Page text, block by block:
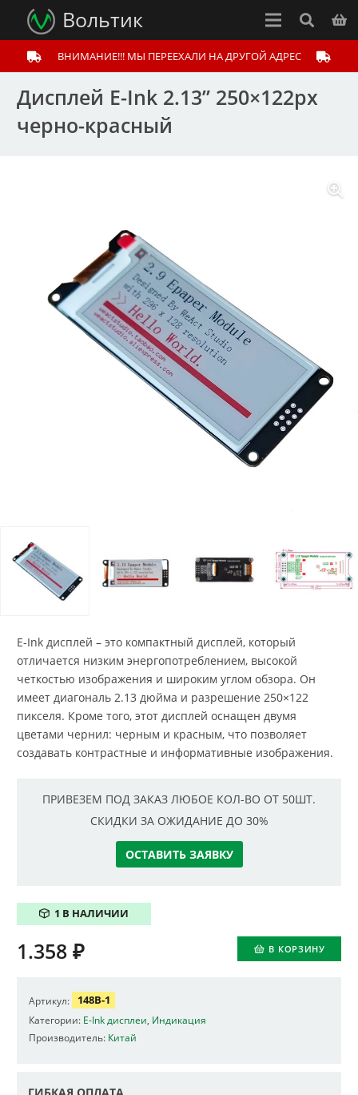
Вольтик
ВНИМАНИЕ!!! МЫ ПЕРЕЕХАЛИ НА ДРУГОЙ АДРЕС
Дисплей E-Ink 2.13” 250×122px
черно-красный
E-Ink дисплей – это компактный дисплей, который
отличается низким энергопотреблением, высокой
четкостью изображения и широким углом обзора. Он
имеет диагональ 2.13 дюйма и разрешение 250×122
пикселя. Кроме того, этот дисплей оснащен двумя
цветами чернил: черным и красным, что позволяет
создавать контрастные и информативные изображения.
ПРИВЕЗЕМ ПОД ЗАКАЗ ЛЮБОЕ КОЛ-ВО ОТ 50ШТ.
СКИДКИ ЗА ОЖИДАНИЕ ДО 30%
ОСТАВИТЬ ЗАЯВКУ
1 В НАЛИЧИИ
В КОРЗИНУ
1.358 ₽
Артикул: 148B-1
Категории: E-Ink дисплеи Индикация
Производитель: Китай
ГИБКАЯ ОПЛАТА